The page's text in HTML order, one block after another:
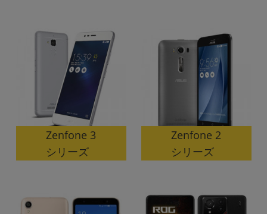
Zenfone 3
シリーズ
Zenfone 2
シリーズ